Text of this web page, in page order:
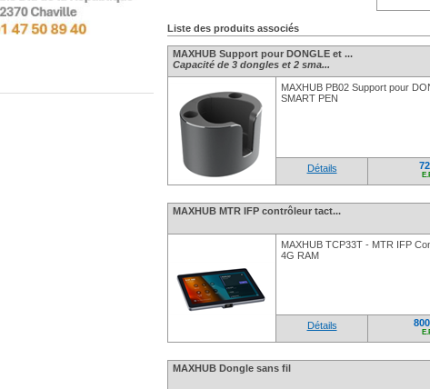
Liste des produits associés
MAXHUB Support pour DONGLE et ...
Capacité de 3 dongles et 2 sma...
MAXHUB PB02 Support pour
SMART PEN
Détails
MAXHUB MTR IFP contrôleur tact...
MAXHUB TCP33T - MTR IFP
4G RAM
Détails
MAXHUB Dongle sans fil